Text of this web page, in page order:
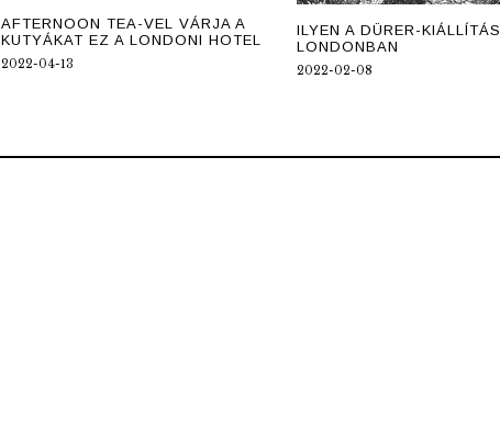
AFTERNOON TEA-VEL VÁRJA A
KUTYÁKAT EZ A LONDONI HOTEL
2022-04-13
ILYEN A DÜRER-KIÁLLÍTÁS
LONDONBAN
2022-02-08